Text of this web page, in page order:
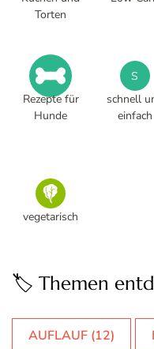
Torten
Rezepte für
Hunde
S
schnell
einfach
vegetarisch
🏷️ Themen
AUFLAUF (12)